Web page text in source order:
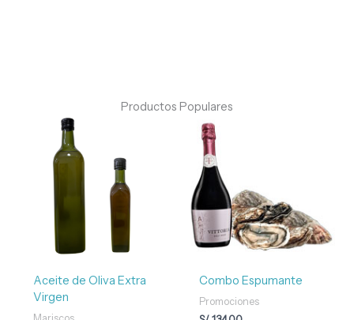
Productos Populares
Aceite de Oliva Extra
Virgen
desde
S/ 60.00
hasta
Combo Espumante
Promociones